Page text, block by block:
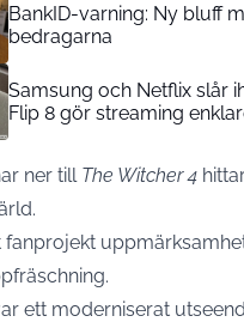
BankID-varning: Ny bluff
bedragarna
Samsung och Netflix slår
Flip 8 gör streaming
ner till The Witcher 4
fanprojekt
ett moderniserat